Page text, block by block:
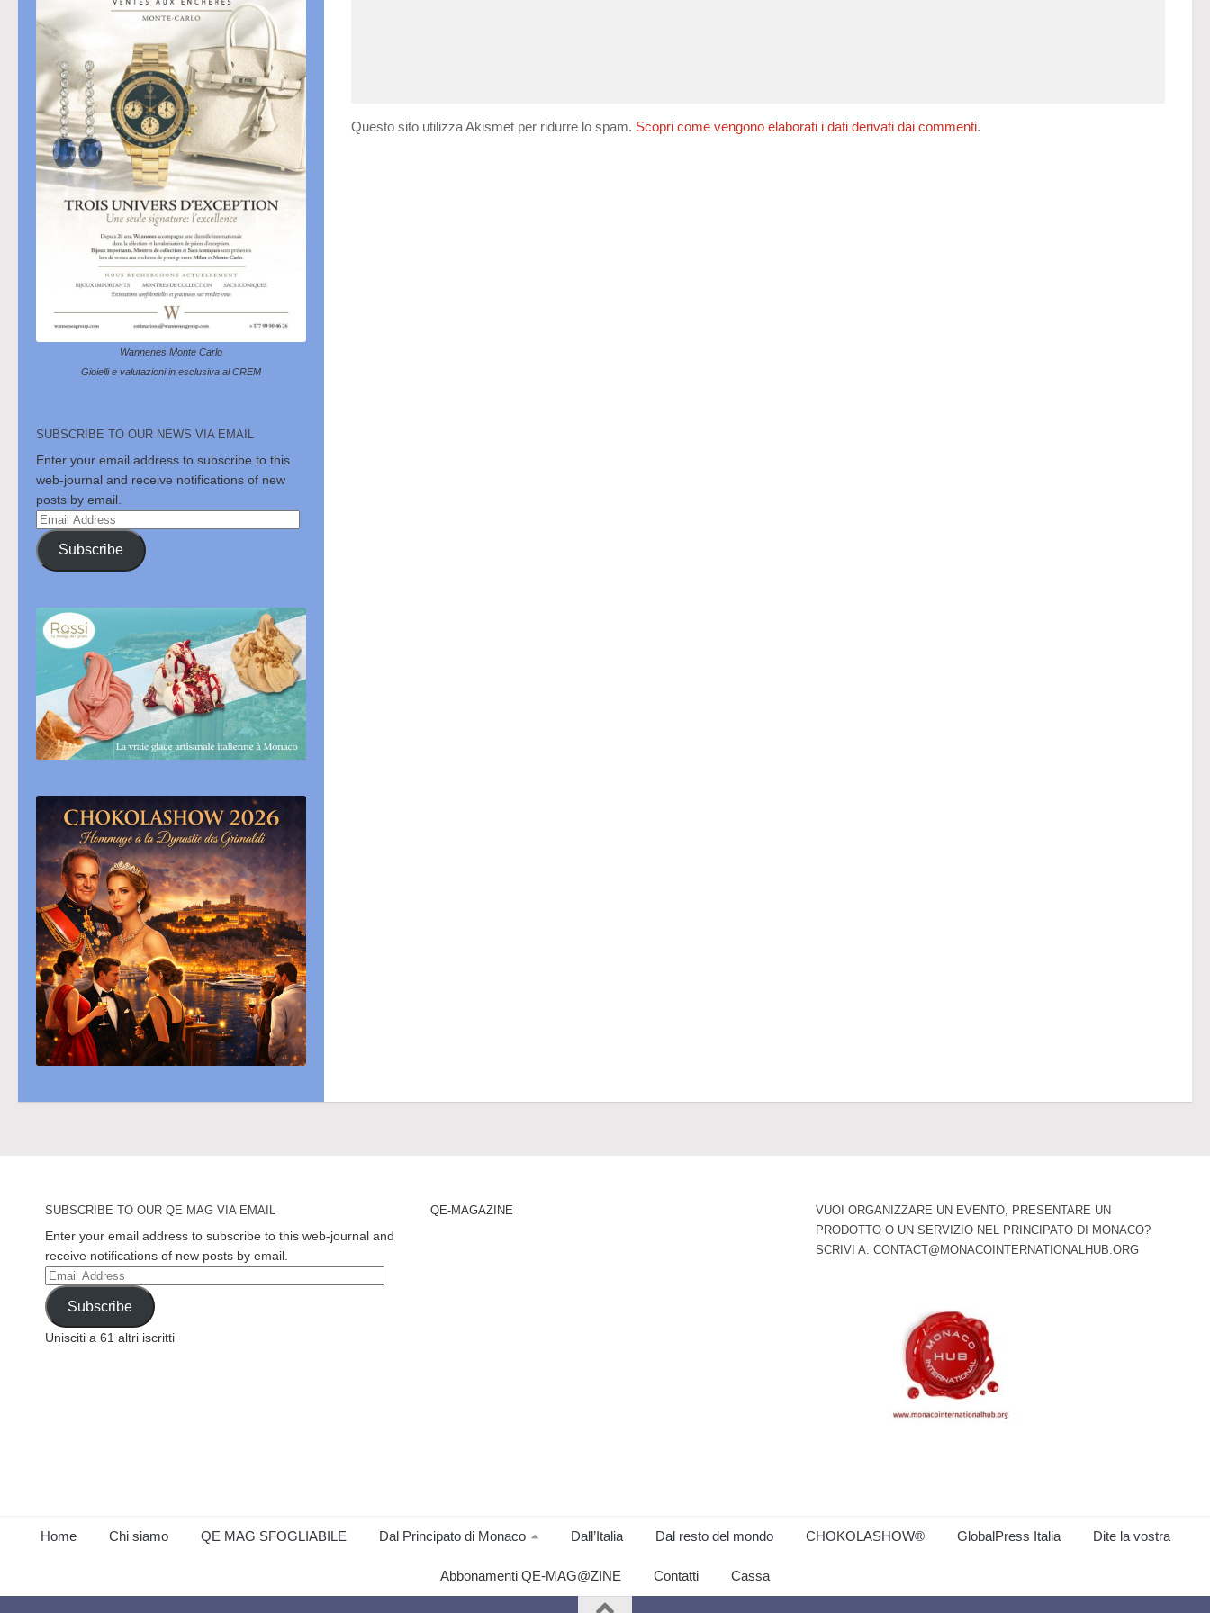
Questo sito utilizza Akismet per ridurre lo spam. Scopri come vengono elaborati i dati derivati dai commenti.
Wannenes Monte Carlo
Gioielli e valutazioni in esclusiva al CREM
SUBSCRIBE TO OUR NEWS VIA EMAIL
Enter your email address to subscribe to this
web-journal and receive notifications of new
posts by email.
Email
Address
Subscribe
SUBSCRIBE TO OUR QE MAG VIA EMAIL
Enter your email address to subscribe to this web-journal and
receive notifications of new posts by email.
Email
Address
Subscribe
Unisciti a 61 altri iscritti
QE-MAGAZINE
VUOI ORGANIZZARE UN EVENTO, PRESENTARE UN
PRODOTTO O UN SERVIZIO NEL PRINCIPATO DI MONACO?
SCRIVI A: CONTACT@MONACOINTERNATIONALHUB.ORG
Home Chi siamo QE MAG SFOGLIABILE Dal Principato di Monaco Dall’Italia Dal resto del mondo CHOKOLASHOW® GlobalPress Italia Dite la vostra
Abbonamenti QE-MAG@ZINE Contatti Cassa